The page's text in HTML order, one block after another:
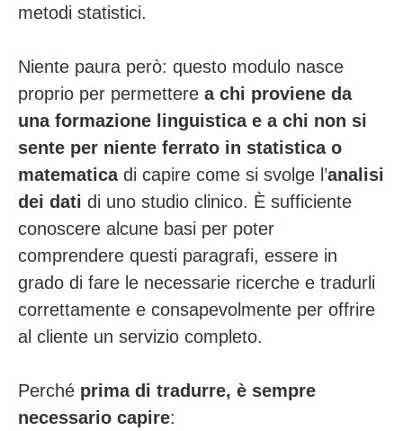
metodi statistici.
Niente paura però: questo modulo nasce
proprio per permettere a chi proviene da
una formazione linguistica e a chi non si
sente per niente ferrato in statistica o
matematicadi capire come si svolge l’analisi
dei dati di uno studio clinico. È sufficiente
conoscere alcune basi per poter
comprendere questi paragrafi, essere in
grado di fare le necessarie ricerche e tradurli
correttamente e consapevolmente per offrire
al cliente un servizio completo.
Perché prima di tradurre, è sempre
necessario capire: